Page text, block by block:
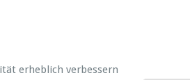
erheblich verbessern